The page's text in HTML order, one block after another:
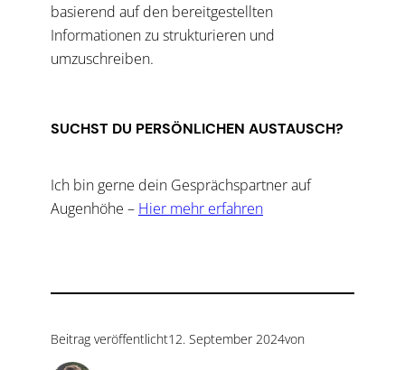
basierend auf den bereitgestellten
Informationen zu strukturieren und
umzuschreiben.
SUCHST DU PERSÖNLICHEN AUSTAUSCH?
Ich bin gerne dein Gesprächspartner auf
Augenhöhe – Hier mehr erfahren
Beitrag veröffentlicht12. September 2024von